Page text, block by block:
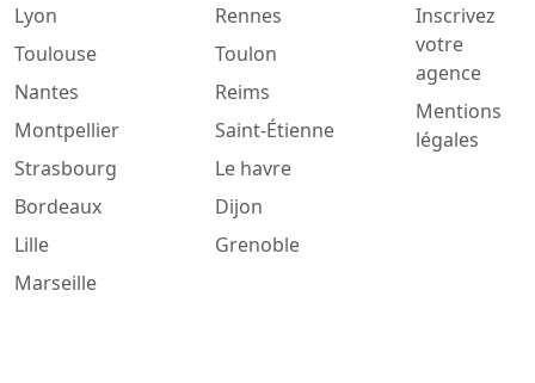
Lyon
Toulouse
Nantes
Montpellier
Strasbourg
Bordeaux
Lille
Marseille
Rennes
Toulon
Reims
Saint-Étienne
Le havre
Dijon
Grenoble
Inscrivez
votre
agence
Mentions
légales